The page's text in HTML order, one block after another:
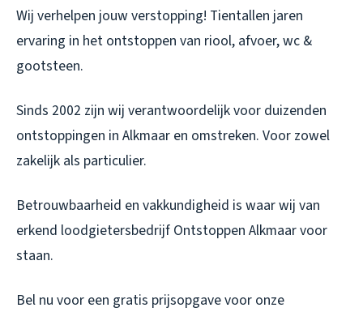
Wij verhelpen jouw verstopping! Tientallen jaren
ervaring in het ontstoppen van riool, afvoer, wc &
gootsteen.
Sinds 2002 zijn wij verantwoordelijk voor duizenden
ontstoppingen in Alkmaar en omstreken. Voor zowel
zakelijk als particulier.
Betrouwbaarheid en vakkundigheid is waar wij van
erkend loodgietersbedrijf Ontstoppen Alkmaar voor
staan.
Bel nu voor een gratis prijsopgave voor onze